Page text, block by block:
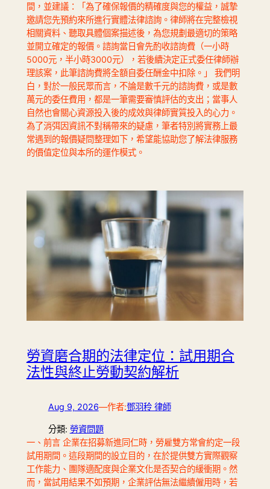
間，並建議：「為了確保報價的精確度與您的權益，誠摯
邀請您先預約來所進行實體法律諮詢。律師將在完整檢視
相關資料、聽取具體個案描述後，為您規劃最適切的策略
並開立確定的報價。諮詢當日會先酌收諮詢費（一小時
5000元，半小時3000元），若後續決定正式委任律師辦
理該案，此筆諮詢費將全額自委任酬金中扣除。」 我們明
白，對於一般民眾而言，不論是數千元的諮詢費，或是數
萬元的委任費用，都是一筆需要審慎評估的支出；當事人
自然也會關心資源投入後的成效與律師實質投入的心力。
為了消弭因資訊不對稱帶來的疑慮，筆者特別將實務上最
常遇到的報價疑問整理如下，希望能協助您了解法律服務
的價值定位與本所的運作模式。
勞資磨合期的法律定位：試用期合
法性與終止勞動契約解析
Aug 9, 2026—作者:鄧羽秢 律師
分類: 勞資問題
一、前言 企業在招募新進同仁時，勞雇雙方常會約定一段
試用期間。這段期間的設立目的，在於提供雙方實際觀察
工作能力、團隊適配度與企業文化是否契合的緩衝期。然
而，當試用結果不如預期，企業評估無法繼續僱用時，若